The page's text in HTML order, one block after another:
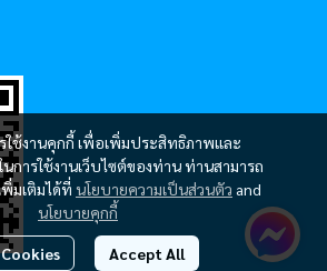
ใช้งานคุกกี้ เพื่อเพิ่มประสิทธิภาพและ
การใช้งานเว็บไซต์ของท่าน ท่านสามารถ
มเติมได้ที่ นโยบายความเป็นส่วนตัว and
นโยบายคุกกี้
Accept All